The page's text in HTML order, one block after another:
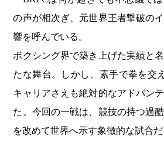
の声が相次ぎ、元世界王者撃破の
響を呼んでいる。
ボクシング界で築き上げた実績と
たな舞台。しかし、素手で拳を交
キャリアさえも絶対的なアドバン
た。今回の一戦は、競技の持つ過
を改めて世界へ示す象徴的な試合だ